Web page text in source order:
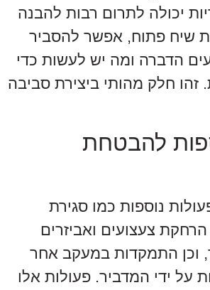
יכולה לתרום רבות להבנה
שיח פתוח, אפשר להסביר
הדברה ומה יש לעשות כדי
זהו חלק מהותי ביצירת סביבה
להבטחת
נוספות כמו סגירת
צעצועים ואביזרים
וכן התמקדות במעקב אחר
על ידי המדביר. פעולות אלו